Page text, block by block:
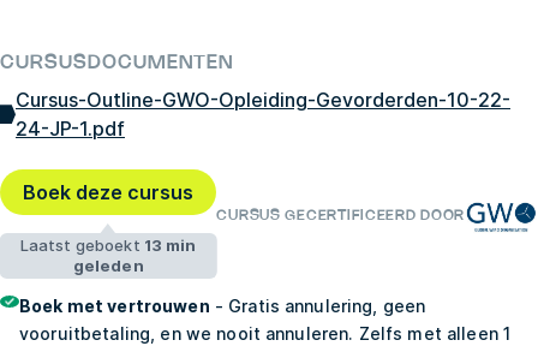
CURSUSDOCUMENTEN
Cursus-Outline-GWO-Opleiding-Gevorderden-10-22-
24-JP-1.pdf
Boek deze cursus
Laatst geboekt 13 min
geleden
CURSUS GECERTIFICEERD DOOR
Boek met vertrouwen - Gratis annulering, geen
vooruitbetaling, en we nooit annuleren. Zelfs met alleen 1